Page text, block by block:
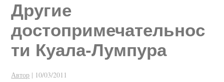
Другие
достопримечательнос
ти Куала-Лумпура
Автор | 10/03/2011